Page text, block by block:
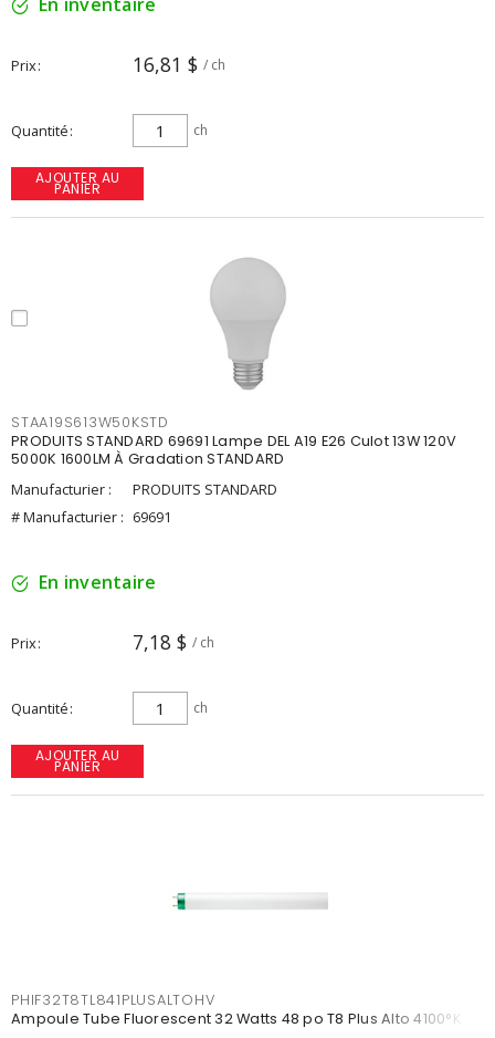
Prix 16,81 $ / ch
Quantité ch
AJOUTER AU
PANIER
STAA19S613W50KSTD
PRODUITS STANDARD 69691 Lampe DEL A19 E26 Culot 13W 120V
5000K 1600LM À Gradation STANDARD
Manufacturier :
PRODUITS STANDARD
# Manufacturier : 69691
En inventaire
Prix 7,18 $ / ch
Quantité ch
AJOUTER AU
PANIER
PHIF32T8TL841PLUSALTOHV
Ampoule Tube Fluorescent 32 Watts 48 po T8 Plus Alto 4100°K